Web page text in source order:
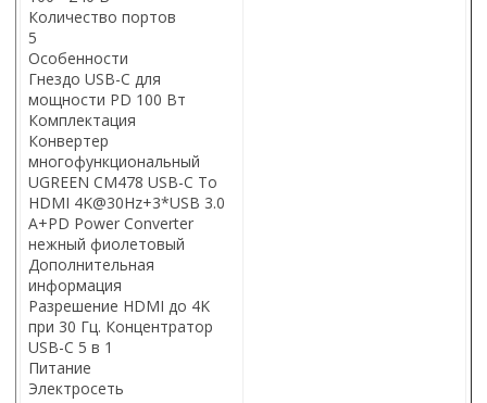
Количество портов
5
Особенности
Гнездо USB-C для
мощности PD 100 Вт
Комплектация
Конвертер
многофункциональный
UGREEN CM478 USB-C To
HDMI 4K@30Hz+3*USB 3.0
A+PD Power Converter
нежный фиолетовый
Дополнительная
информация
Разрешение HDMI до 4K
при 30 Гц. Концентратор
USB-C 5 в 1
Питание
Электросеть